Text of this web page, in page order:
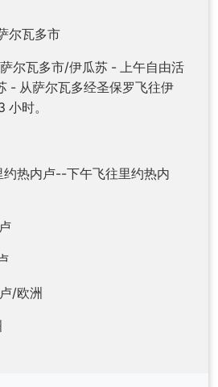
尔瓦多市
尔瓦多市/伊瓜苏 - 上午自由活
- 从萨尔瓦多经圣保罗飞往伊
时。
热内卢--下午飞往里约热内
/欧洲